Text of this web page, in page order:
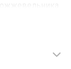
ягод,